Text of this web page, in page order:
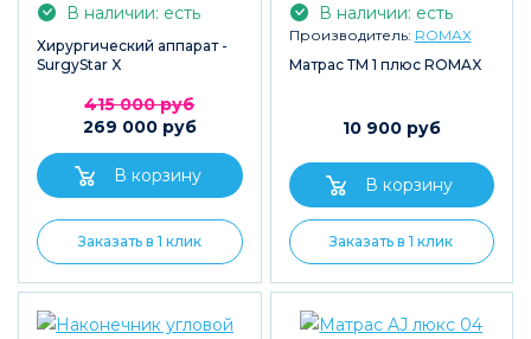
В наличии: есть
Хирургический аппарат -
SurgyStar X
415 000 руб
269 000 руб
Заказать в 1 клик
В наличии: есть
Производитель: ROMAX
Матрас ТМ 1 плюс ROMAX
10 900 руб
Заказать в 1 клик